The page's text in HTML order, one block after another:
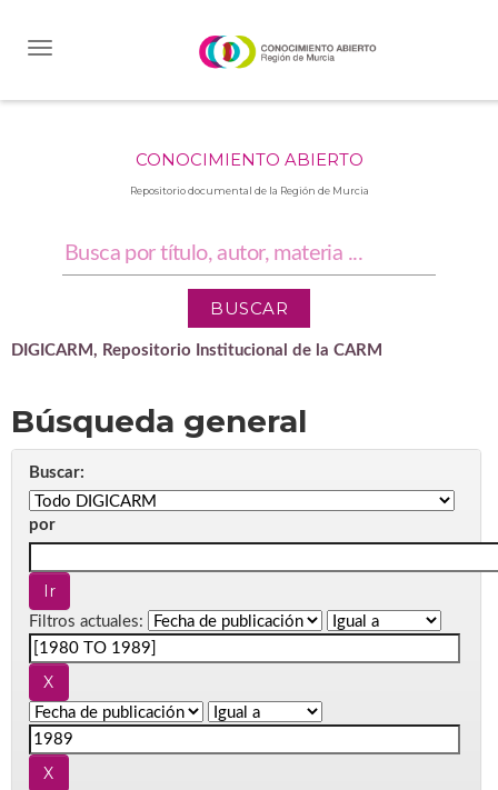
CONOCIMIENTO ABIERTO
Repositorio documental de la Región de Murcia
DIGICARM, Repositorio Institucional de la CARM
Búsqueda general
Buscar:
por
Filtros actuales: